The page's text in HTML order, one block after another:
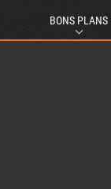
BONS PLANS